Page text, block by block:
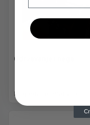
Održavanje i nega
Pogledaj ponudu